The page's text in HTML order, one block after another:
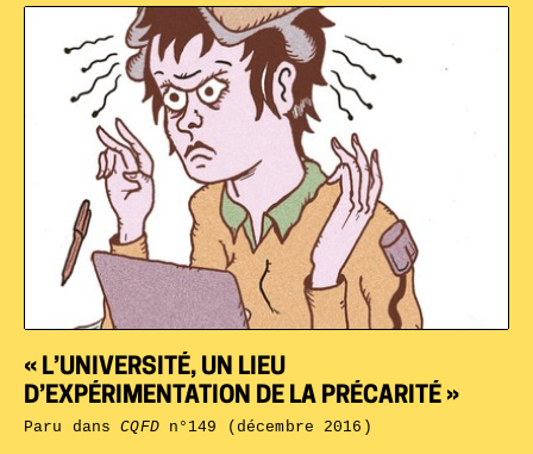
« L’UNIVERSITÉ, UN LIEU
D’EXPÉRIMENTATION DE LA PRÉCARITÉ »
Paru dansCQFDn°149 (décembre 2016)